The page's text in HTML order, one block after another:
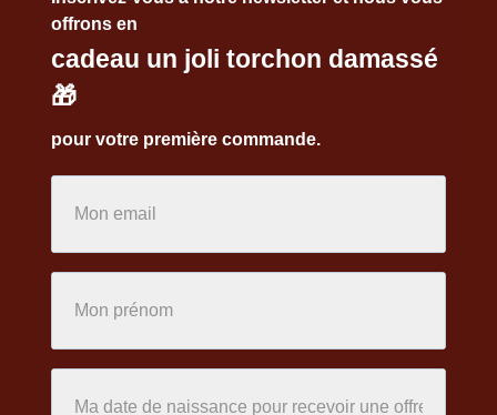
offrons en
cadeau un joli torchon damassé
🎁
pour votre première commande.